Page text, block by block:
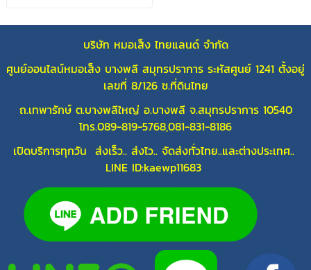
บริษัท หมอเส็ง ไทยแลนด์ จำกัด
ศูนย์ออนไลน์หมอเส็ง บางพลี สมุทรปราการ ระหัสศูนย์ 1241 ตั้งอยู่
เลขที่ 8/126 ซ.ที่ดินไทย
ถ.เทพารักษ์ ต.บางพลีใหญ่ อ.บางพลี จ.สมุทรปราการ 10540
โทร.089-819-5768,081-831-8186
เปิดบริการทุกวัน ส่งเร็ว.. ส่งไว.. จัดส่งทั่วไทย..และต่างประเทศ..
LINE ID:kaewp11683